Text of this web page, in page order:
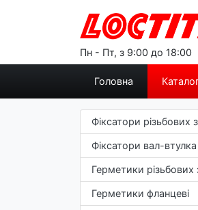
Пн - Пт, з 9:00 до 18:00
Головна
Фіксатори різьбових
Фіксатори вал-втулка
Герметики різьбових
Герметики фланцеві